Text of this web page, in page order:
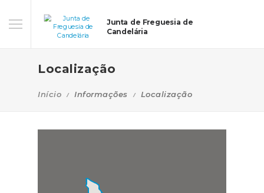
Junta de Freguesia de
Candelária
Localização
Início Informações Localização